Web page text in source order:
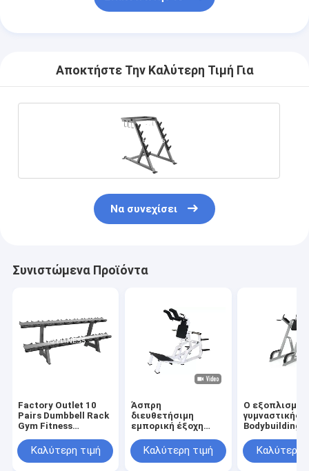
Αποκτήστε Την Καλύτερη Τιμή Για
Να συνεχίσει
Συνιστώμενα Προϊόντα
Factory Outlet 10
Pairs Dumbbell Rack
Gym Fitness
Dumbbells Rack
Barbell Rack
Καλύτερη τιμή
Άσπρη
διευθετήσιμη
εμπορική έξοχη
εξοπλισμού
γυμναστικής
Καλύτερη τιμή
Ο εξοπλισμός
γυμναστικής
Bodybuilding
ικανότητας
αυξάνει τη
Καλύτερη